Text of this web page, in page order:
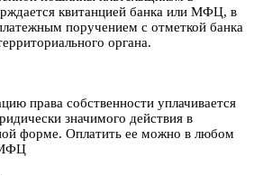
квитанцией банка или МФЦ, в
поручением с отметкой банка
органа.
права собственности уплачивается
значимого действия в
форме. Оплатить ее можно в любом
МФЦ